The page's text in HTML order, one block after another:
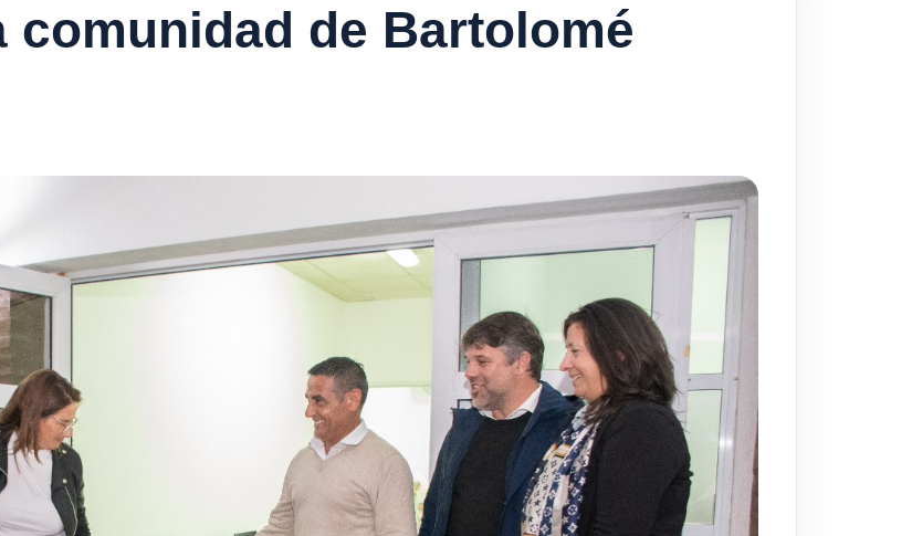
comunidad de Bartolomé